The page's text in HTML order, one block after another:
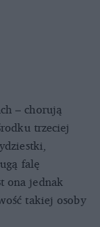
– chorują
trzeciej
falę
ona jednak
takiej osoby